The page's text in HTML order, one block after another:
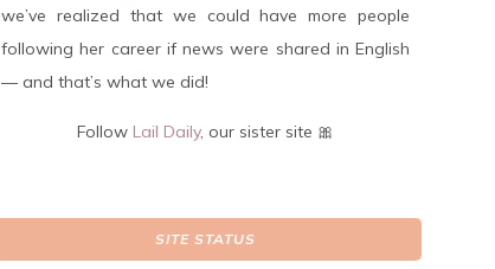
we’ve realized that we could have more people
following her career if news were shared in English
— and that’s what we did!
Follow Lail Daily, our sister site 🎀
SITE STATUS